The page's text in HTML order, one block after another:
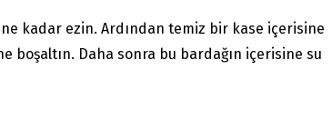
kadar ezin. Ardından temiz bir kase içerisine
boşaltın. Daha sonra bu bardağın içerisine su